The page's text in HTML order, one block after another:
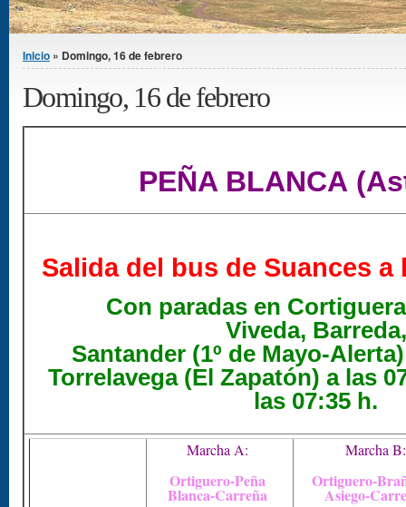
Se encuentra usted aquí
Inicio » Domingo, 16 de febrero
Domingo, 16 de febrero
PEÑA BLANCA
Salida del bus de Suances a
Con paradas en
Viveda, Barreda,
Santander (1º de Mayo-
Torrelavega (El Zapatón) a las
las 07:35 h.
Marcha A:
Ortiguero-Peña
Blanca-Carreña
Marcha B:
Ortiguero-
Asiego-